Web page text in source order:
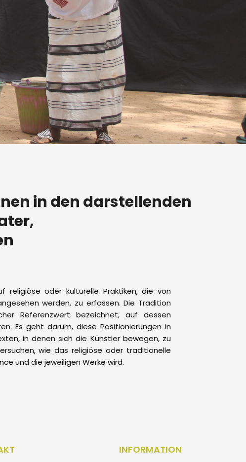
in den darstellenden
religiöse oder kulturelle Praktiken, die von
werden, zu erfassen. Die Tradition
Referenzwert bezeichnet, auf dessen
Es geht darum, diese Positionierungen in
in denen sich die Künstler bewegen, zu
wie das religiöse oder traditionelle
und die jeweiligen Werke wird.
INFORMATION